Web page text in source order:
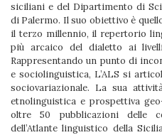
siciliani e del Dipartimento di
di Palermo. Il suo obiettivo è
il terzo millennio, il repertorio
più arcaico del dialetto ai
Rappresentando un punto di
e sociolinguistica, L’ALS si
sociovariazionale. La sua
etnolinguistica e prospettiva
oltre 50 pubblicazioni delle
dell’Atlante linguistico della